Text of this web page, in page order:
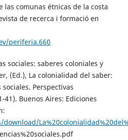
las comunas étnicas de la costa
de recerca i formació en
periferia.660
sociales: saberes coloniales y
(Ed.), La colonialidad del saber:
Perspectivas
41). Buenos Aires: Ediciones